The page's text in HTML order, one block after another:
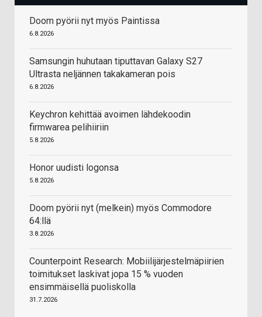
Doom pyörii nyt myös Paintissa
6.8.2026
Samsungin huhutaan tiputtavan Galaxy S27
Ultrasta neljännen takakameran pois
6.8.2026
Keychron kehittää avoimen lähdekoodin
firmwarea pelihiiriin
5.8.2026
Honor uudisti logonsa
5.8.2026
Doom pyörii nyt (melkein) myös Commodore
64:llä
3.8.2026
Counterpoint Research: Mobiilijärjestelmäpiirien
toimitukset laskivat jopa 15 % vuoden
ensimmäisellä puoliskolla
31.7.2026